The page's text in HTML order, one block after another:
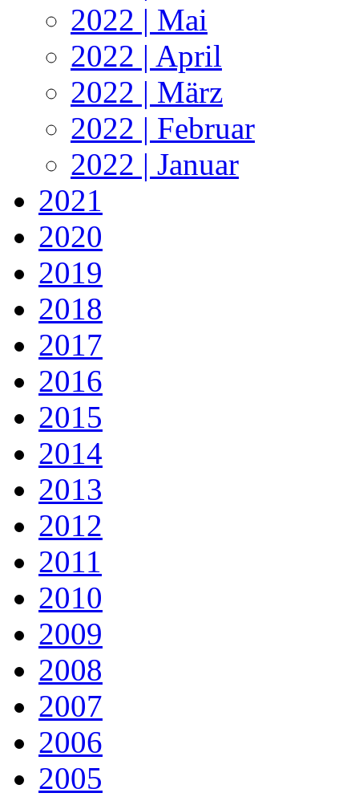
2022 | Mai
2022 | April
2022 | März
2022 | Februar
2022 | Januar
2021
2020
2019
2018
2017
2016
2015
2014
2013
2012
2011
2010
2009
2008
2007
2006
2005